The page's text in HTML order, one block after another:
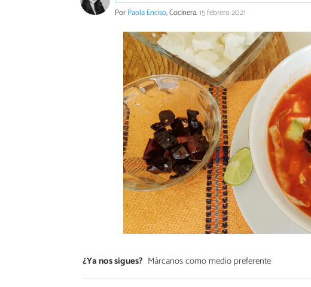
PorPaola Enciso, Cocinera.15 febrero 2021
¿Ya nos sigues? Márcanos como medio preferente